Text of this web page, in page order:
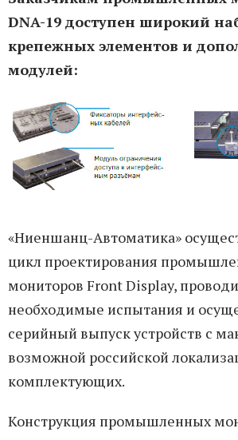
DNA-19 доступен широкий
крепежных элементов и
модулей:
«Ниеншанц-Автоматика»
цикл проектирования
мониторов Front Display,
необходимые испытания и
серийный выпуск устройств с
возможной российской
комплектующих.
Конструкция промышленных